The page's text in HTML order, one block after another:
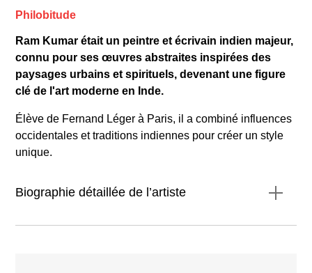
Philobitude
Ram Kumar était un peintre et écrivain indien majeur,
connu pour ses œuvres abstraites inspirées des
paysages urbains et spirituels, devenant une figure
clé de l'art moderne en Inde.
Élève de Fernand Léger à Paris, il a combiné influences
occidentales et traditions indiennes pour créer un style
unique.
Biographie détaillée de l’artiste